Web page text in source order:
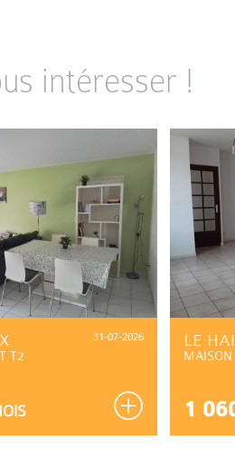
intéresser !
31-07-2026
T2
LE
MAISON
1